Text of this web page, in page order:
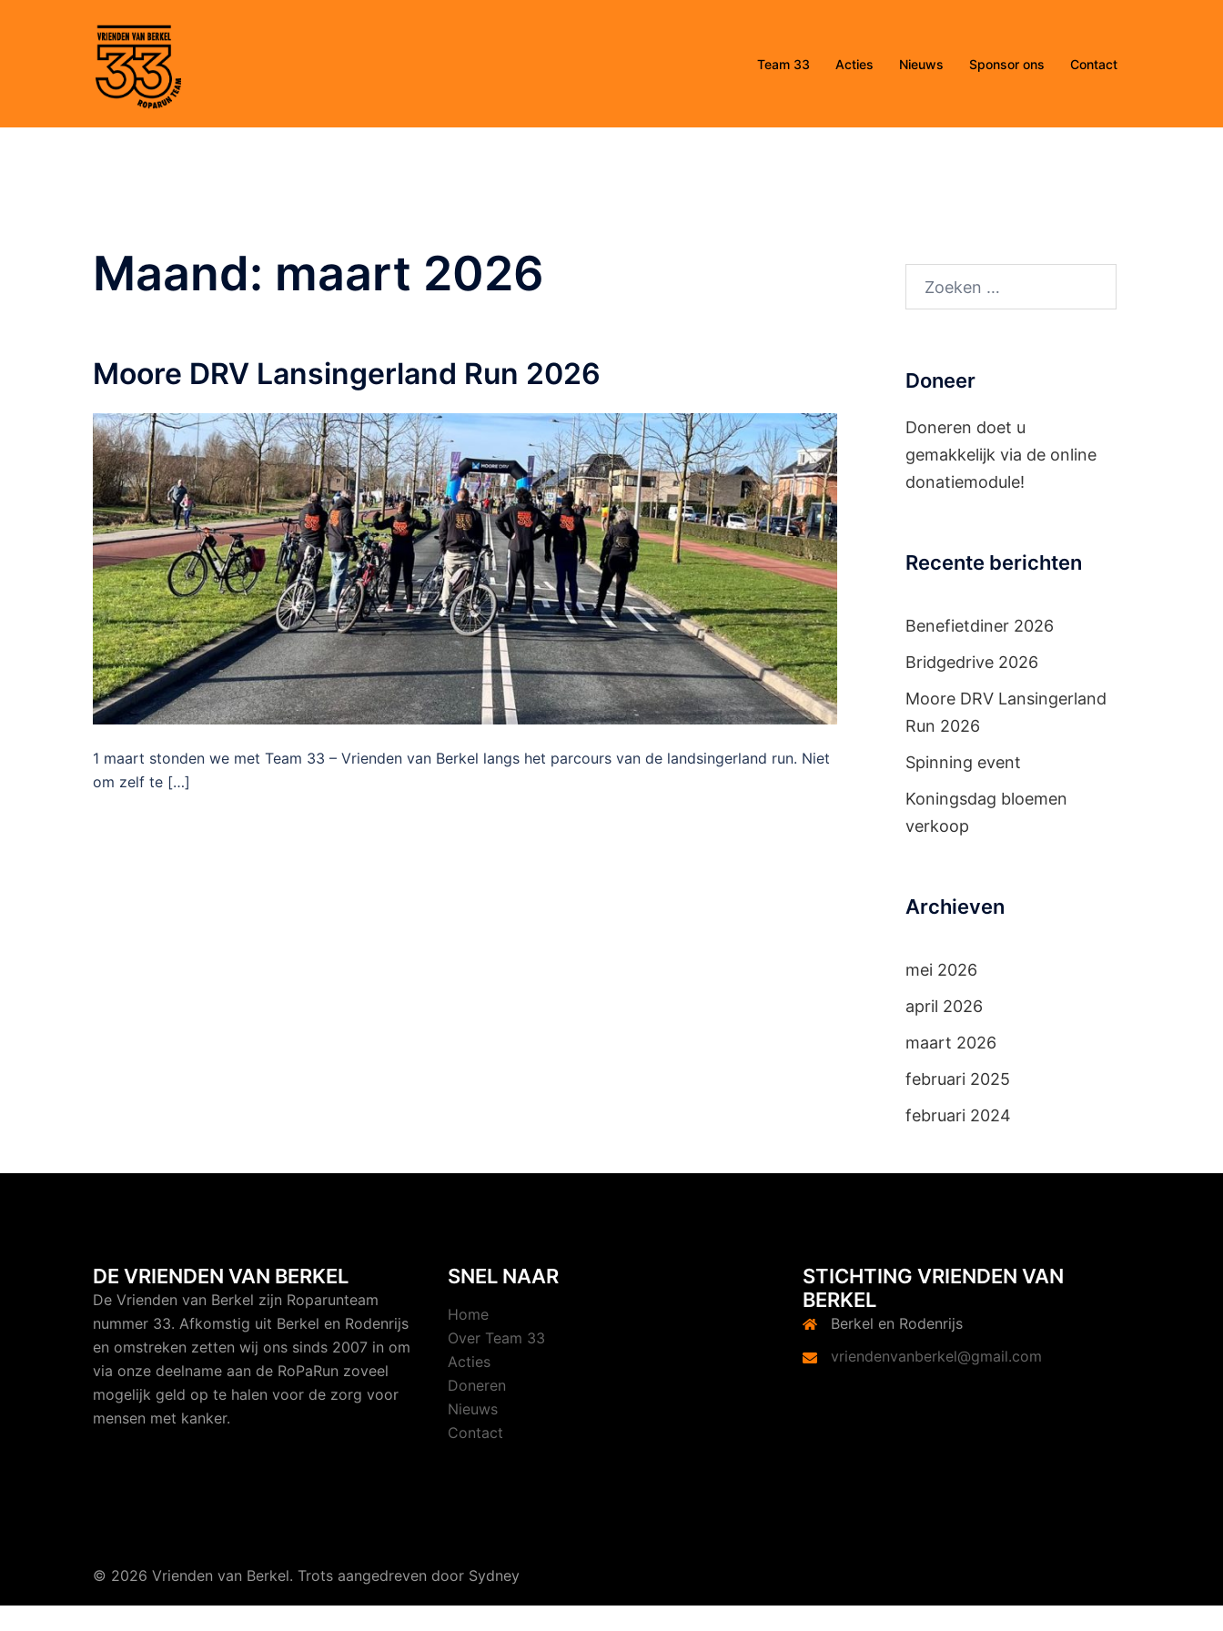
Team 33 Acties Nieuws Sponsor ons Contact
Maand: maart 2026
Moore DRV Lansingerland Run 2026
1 maart stonden we met Team 33 – Vrienden van Berkel langs het parcours van de landsingerland run. Niet
om zelf te […]
Zoeken
naar:
Doneer
Doneren doet u
gemakkelijk via de online
donatiemodule!
Recente berichten
Benefietdiner 2026
Bridgedrive 2026
Moore DRV Lansingerland
Run 2026
Spinning event
Koningsdag bloemen
verkoop
Archieven
mei 2026
april 2026
maart 2026
februari 2025
februari 2024
DE VRIENDEN VAN BERKEL
De Vrienden van Berkel zijn Roparunteam
nummer 33. Afkomstig uit Berkel en Rodenrijs
en omstreken zetten wij ons sinds 2007 in om
via onze deelname aan de RoPaRun zoveel
mogelijk geld op te halen voor de zorg voor
mensen met kanker.
SNEL NAAR
Home
Over Team 33
Acties
Doneren
Nieuws
Contact
STICHTING VRIENDEN VAN
BERKEL
Berkel en Rodenrijs
vriendenvanberkel@gmail.com
© 2026 Vrienden van Berkel. Trots aangedreven door Sydney